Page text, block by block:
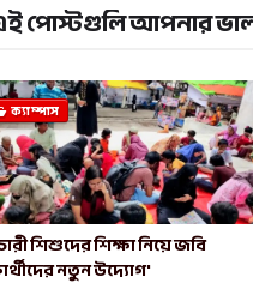
পোস্টগুলি আপনার ভাল
ক্যাম্পাস
শিশুদের শিক্ষা নিয়ে জবি
নতুন উদ্যোগ'